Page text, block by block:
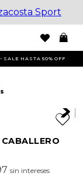
SALE HASTA 50% OFF
sin intereses